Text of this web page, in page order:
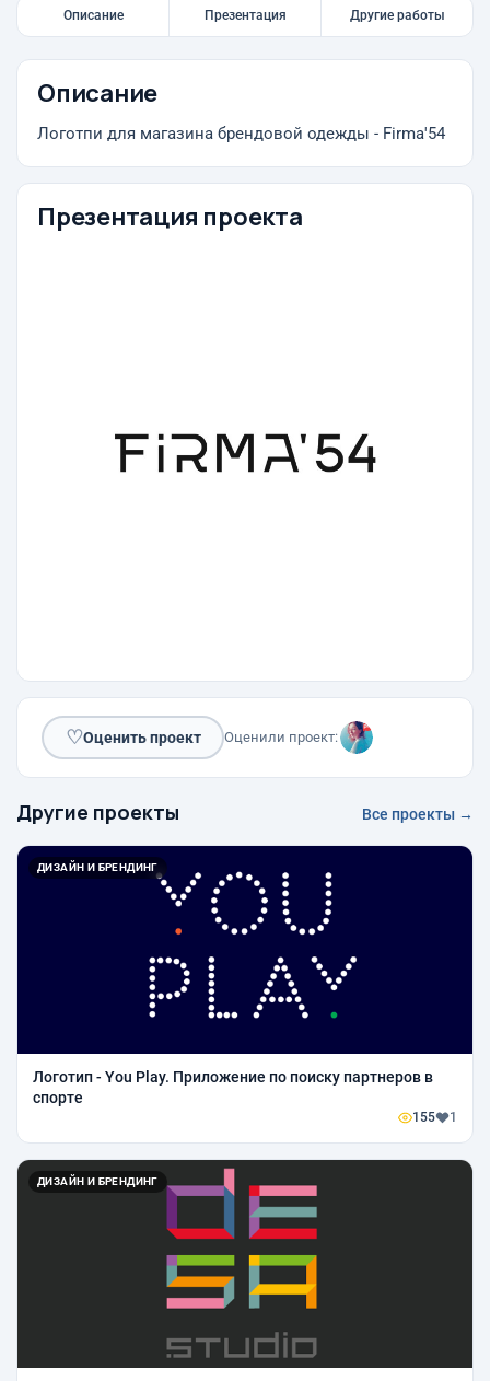
Описание Презентация Другие работы
Описание
Логотпи для магазина брендовой одежды - Firma'54
Презентация проекта
♡Оценить проект Оценили проект:
Другие проекты Все проекты →
ДИЗАЙН И БРЕНДИНГ
Логотип - You Play. Приложение по поиску партнеров в
спорте
155 1
ДИЗАЙН И БРЕНДИНГ